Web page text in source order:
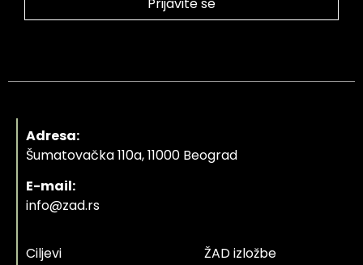
Adresa:
Šumatovačka 110a, 11000 Beograd
E-mail:
info@zad.rs
Ciljevi
ŽAD izložbe